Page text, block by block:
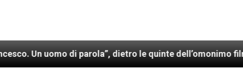
di parola”, dietro le quinte dell’omonimo film di Wim